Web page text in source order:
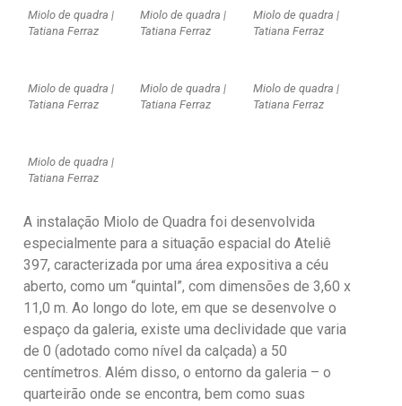
Miolo de quadra |
Tatiana Ferraz
Miolo de quadra |
Tatiana Ferraz
Miolo de quadra |
Tatiana Ferraz
Miolo de quadra |
Tatiana Ferraz
Miolo de quadra |
Tatiana Ferraz
Miolo de quadra |
Tatiana Ferraz
Miolo de quadra |
Tatiana Ferraz
A instalação Miolo de Quadra foi desenvolvida
especialmente para a situação espacial do Ateliê
397, caracterizada por uma área expositiva a céu
aberto, como um “quintal”, com dimensões de 3,60 x
11,0 m. Ao longo do lote, em que se desenvolve o
espaço da galeria, existe uma declividade que varia
de 0 (adotado como nível da calçada) a 50
centímetros. Além disso, o entorno da galeria – o
quarteirão onde se encontra, bem como suas